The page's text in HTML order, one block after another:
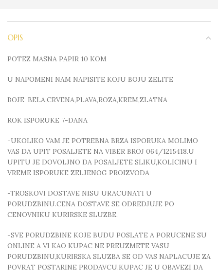
OPIS
POTEZ MASNA PAPIR 10 KOM
U NAPOMENI NAM NAPISITE KOJU BOJU ZELITE
BOJE-BELA,CRVENA,PLAVA,ROZA,KREM,ZLATNA
ROK ISPORUKE 7-DANA
-UKOLIKO VAM JE POTREBNA BRZA ISPORUKA MOLIMO
VAS DA UPIT POSALJETE NA VIBER BROJ 064/1215418.U
UPITU JE DOVOLJNO DA POSALJETE SLIKU,KOLICINU I
VREME ISPORUKE ZELJENOG PROIZVODA
-TROSKOVI DOSTAVE NISU URACUNATI U
PORUDZBINU.CENA DOSTAVE SE ODREDJUJE PO
CENOVNIKU KURIRSKE SLUZBE.
-SVE PORUDZBINE KOJE BUDU POSLATE A PORUCENE SU
ONLINE A VI KAO KUPAC NE PREUZMETE VASU
PORUDZBINU,KURIRSKA SLUZBA SE OD VAS NAPLACUJE ZA
POVRAT POSTARINE PRODAVCU.KUPAC JE U OBAVEZI DA